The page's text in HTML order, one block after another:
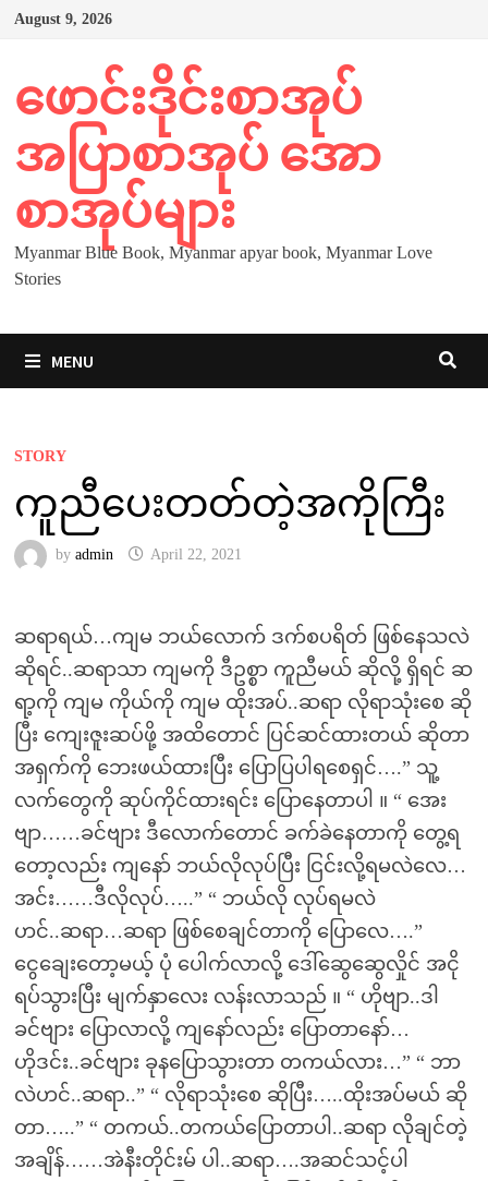
Skip
August 9, 2026
ဖောင်းဒိုင်းစာအုပ်
အပြာစာအုပ် အော
စာအုပ်များ
Myanmar Blue Book, Myanmar apyar book, Myanmar Love
Stories
MENU
STORY
ကူညီပေးတတ်တဲ့အကိုကြီး
by admin April 22, 2021
ဆရာရယ်…ကျမ ဘယ်လောက် ဒက်စပရိတ် ဖြစ်နေသလဲ
ဆိုရင်..ဆရာသာ ကျမကို ဒီဥစ္စာ ကူညီမယ် ဆိုလို့ ရှိရင် ဆ
ရာ့ကို ကျမ ကိုယ်ကို ကျမ ထိုးအပ်..ဆရာ လိုရာသုံးစေ ဆို
ပြီး ကျေးဇူးဆပ်ဖို့ အထိတောင် ပြင်ဆင်ထားတယ် ဆိုတာ
အရှက်ကို ဘေးဖယ်ထားပြီး ပြောပြပါရစေရှင်….” သူ့
လက်တွေကို ဆုပ်ကိုင်ထားရင်း ပြောနေတာပါ ။ “ အေး
ဗျာ……ခင်ဗျား ဒီလောက်တောင် ခက်ခဲနေတာကို တွေ့ရ
တော့လည်း ကျနော် ဘယ်လိုလုပ်ပြီး ငြင်းလို့ရမလဲလေ…
အင်း……ဒီလိုလုပ်…..” “ ဘယ်လို လုပ်ရမလဲ
ဟင်..ဆရာ…ဆရာ ဖြစ်စေချင်တာကို ပြောလေ….”
ငွေချေးတော့မယ့် ပုံ ပေါက်လာလို့ ဒေါ်ဆွေဆွေလှိုင် အငို
ရပ်သွားပြီး မျက်နှာလေး လန်းလာသည် ။ “ ဟိုဗျာ..ဒါ
ခင်ဗျား ပြောလာလို့ ကျနော်လည်း ပြောတာနော်…
ဟိုဒင်း..ခင်ဗျား ခုနပြောသွားတာ တကယ်လား…” “ ဘာ
လဲဟင်..ဆရာ..” “ လိုရာသုံးစေ ဆိုပြီး…..ထိုးအပ်မယ် ဆို
တာ…..” “ တကယ်..တကယ်ပြောတာပါ..ဆရာ လိုချင်တဲ့
အချိန်……အဲနီးတိုင်းမ် ပါ..ဆရာ….အဆင်သင့်ပါ